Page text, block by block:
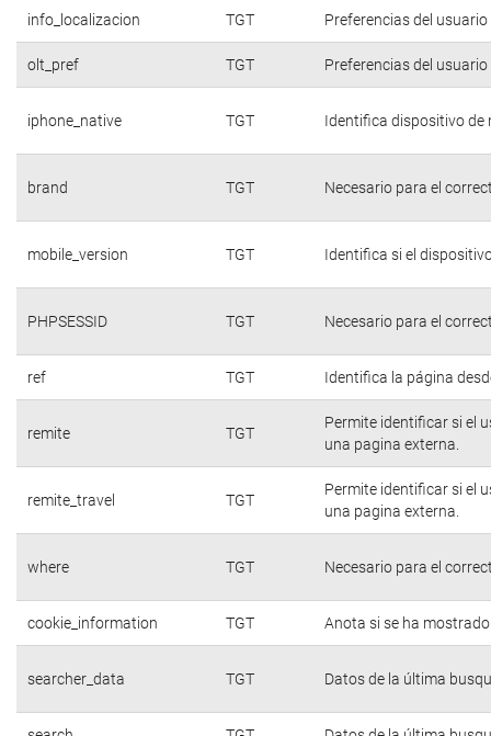
info_localizacion TGT Preferencias del
olt_pref TGT Preferencias del
iphone_native TGT Identifica dispositivo de
brand TGT Necesario para el
mobile_version TGT Identifica si el
PHPSESSID TGT Necesario para el
ref TGT Identifica la página
remite TGT
Permite identificar si el
una pagina externa.
remite_travel TGT
Permite identificar si el
una pagina externa.
where TGT Necesario para el
cookie_information TGT Anota si se ha
searcher_data TGT Datos de la última